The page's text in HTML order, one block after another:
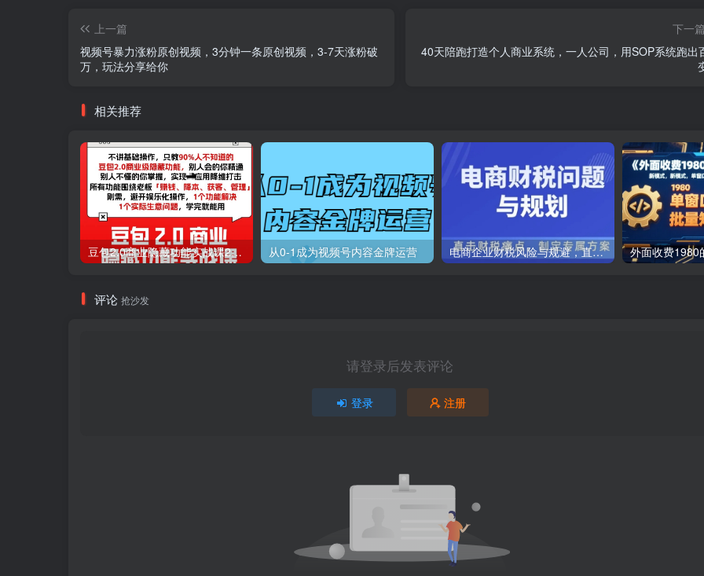
上一篇
视频号暴力涨粉原创视频，3分钟一条原创视频，3-7天涨粉破
万，玩法分享给你
下一
40天陪跑打造个人商业系统，一人公司，用SOP系统跑出
相关推荐
豆包2.0商业隐藏功能实战课2026，1个功能解决1个实际生意问题，学完就能用 从0-1成为视频号内容金牌运营 电商企业财税风险与规避，直击财税痛点，制定专属方案
评论 抢沙发
请登录后发表评论
登录 注册